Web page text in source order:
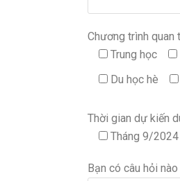
Chương trình quan
Trung học
Du học hè
Thời gian dự kiến
Tháng 9/2024
Bạn có câu hỏi